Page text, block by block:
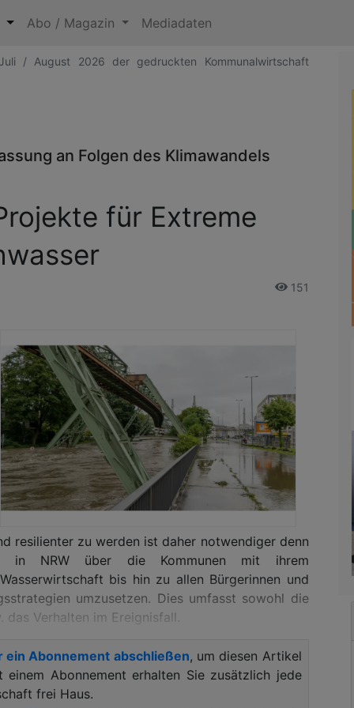
Abo / Magazin Mediadaten
/ August 2026 der gedruckten Kommunalwirtschaft
an Folgen des Klimawandels
für Extreme
151
resilienter zu werden ist daher notwendiger denn
in NRW über die Kommunen mit ihrem
bis hin zu allen Bürgerinnen und
umzusetzen. Dies umfasst sowohl die
Verhalten im Ereignisfall.
2021 zieht der Wupperverband Bilanz:
Zukunftsprogramm Hochwasserschutz im
umgesetzt. Es ist aber eine Langzeitaufgabe“
ein Abonnement abschließen, um diesen Artikel
Abonnement erhalten Sie zusätzlich jede
frei Haus.